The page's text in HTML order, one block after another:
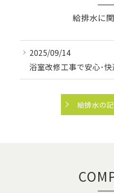
給排水に
2025/09/14
浴室改修工事で安心･
給排水の